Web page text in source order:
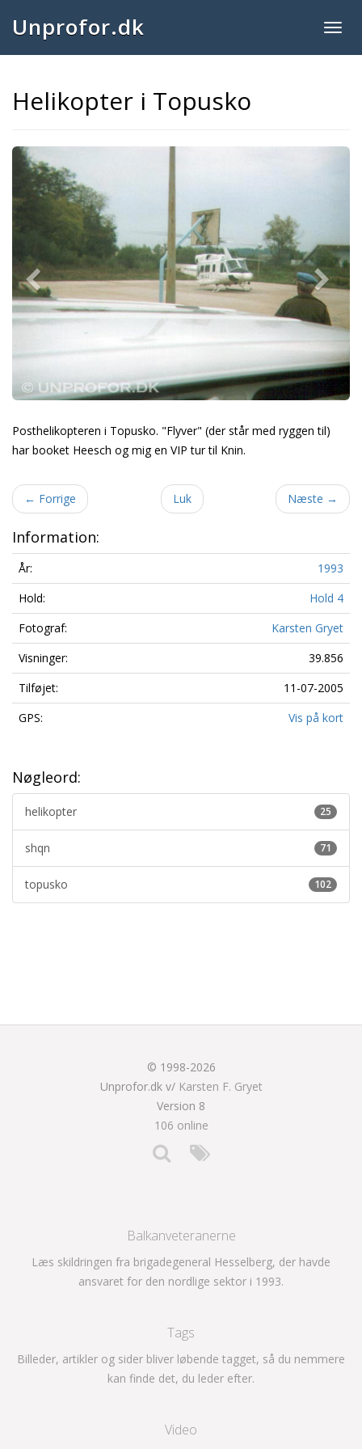
Unprofor.dk
Helikopter i Topusko
Previous
Posthelikopteren i Topusko. "Flyver" (der står med ryggen til)
har booket Heesch og mig en VIP tur til Knin.
← Forrige Luk Næste →
Information:
År:
1993
Hold:
Hold 4
Fotograf:
Karsten Gryet
Visninger:
39.856
Tilføjet:
11-07-2005
GPS:
Vis på kort
Nøgleord:
25
helikopter
71
shqn
102
topusko
© 1998-2026
Unprofor.dk v/ Karsten F. Gryet
Version 8
106 online
Balkanveteranerne
Læs skildringen fra brigadegeneral Hesselberg, der havde
ansvaret for den nordlige sektor i 1993.
Tags
Billeder, artikler og sider bliver løbende tagget, så du nemmere
kan finde det, du leder efter.
Video